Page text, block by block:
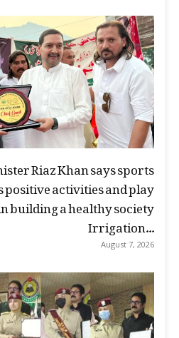
Riaz Khan says sports
activities and play
building a healthy society
Irrigation...
August 7, 2026